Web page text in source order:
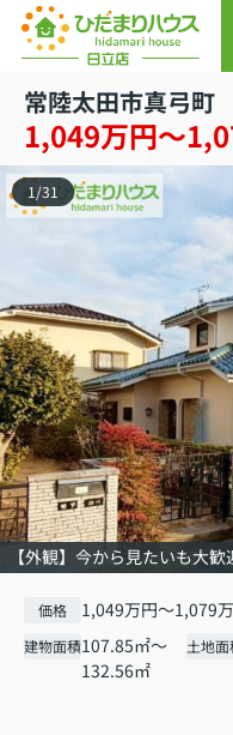
常陸太田市真弓
1,049万円～
【外観】今から見たいも大
1 /31
価格 1,049万円～1,079
建物面積107.85㎡～
132.56㎡
土地面